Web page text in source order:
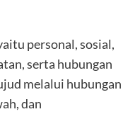
personal, sosial,
serta hubungan
melalui hubungan
dan